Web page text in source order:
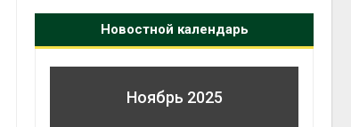
Новостной календарь
Ноябрь 2025